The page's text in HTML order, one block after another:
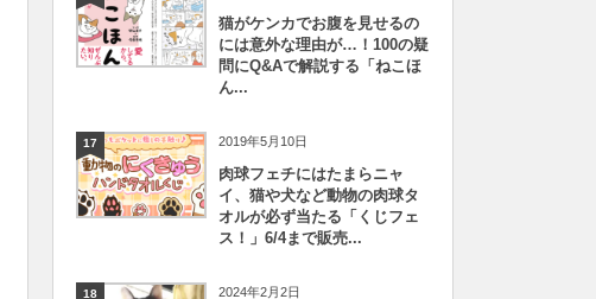
猫がケンカでお腹を見せるの
には意外な理由が…！100の疑
問にQ&Aで解説する「ねこほ
ん...
17 2019年5月10日
肉球フェチにはたまらニャ
イ、猫や犬など動物の肉球タ
オルが必ず当たる「くじフェ
ス！」6/4まで販売...
18 2024年2月2日